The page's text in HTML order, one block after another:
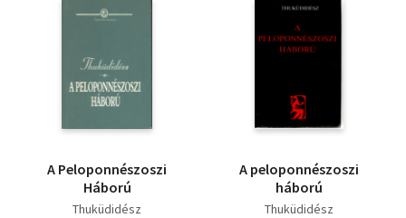
A Peloponnészoszi
Háború
Thuküdidész
A peloponnészoszi
háború
Thuküdidész